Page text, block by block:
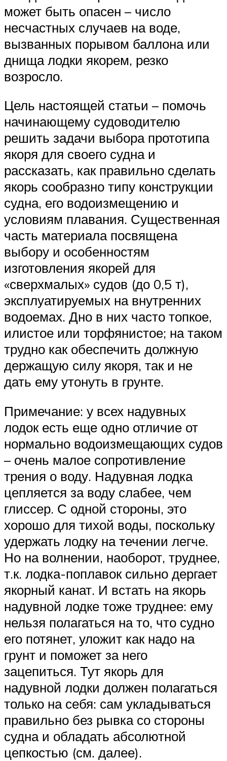
может быть опасен – число
несчастных случаев на воде,
вызванных порывом баллона или
днища лодки якорем, резко
возросло.
Цель настоящей статьи – помочь
начинающему судоводителю
решить задачи выбора прототипа
якоря для своего судна и
рассказать, как правильно сделать
якорь сообразно типу конструкции
судна, его водоизмещению и
условиям плавания. Существенная
часть материала посвящена
выбору и особенностям
изготовления якорей для
«сверхмалых» судов (до 0,5 т),
эксплуатируемых на внутренних
водоемах. Дно в них часто топкое,
илистое или торфянистое; на таком
трудно как обеспечить должную
держащую силу якоря, так и не
дать ему утонуть в грунте.
Примечание: у всех надувных
лодок есть еще одно отличие от
нормально водоизмещающих судов
– очень малое сопротивление
трения о воду. Надувная лодка
цепляется за воду слабее, чем
глиссер. С одной стороны, это
хорошо для тихой воды, поскольку
удержать лодку на течении легче.
Но на волнении, наоборот, труднее,
т.к. лодка-поплавок сильно дергает
якорный канат. И встать на якорь
надувной лодке тоже труднее: ему
нельзя полагаться на то, что судно
его потянет, уложит как надо на
грунт и поможет за него
зацепиться. Тут якорь для
надувной лодки должен полагаться
только на себя: сам укладываться
правильно без рывка со стороны
судна и обладать абсолютной
цепкостью (см. далее).